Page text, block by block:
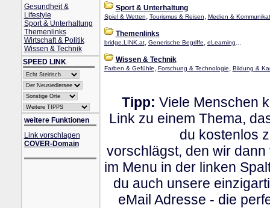
Gesundheit &
Lifestyle
Sport & Unterhaltung
Themenlinks
Wirtschaft & Politik
Wissen & Technik
SPEED LINK
weitere Funktionen
Link vorschlagen
COVER-Domain
Sport & Unterhaltung
Spiel & Wetten, Tourismus & Reisen, Medien &
Themenlinks
bridge.LINK.at, Generische Begriffe, eLearning...
Wissen & Technik
Farben & Gefühle, Forschung & Technologie, Bildung &
Tipp: Viele Menschen
Link zu einem Thema,
du kostenlos
vorschlägst, den wir
im Menu in der linken
du auch unsere
eMail Adresse - die